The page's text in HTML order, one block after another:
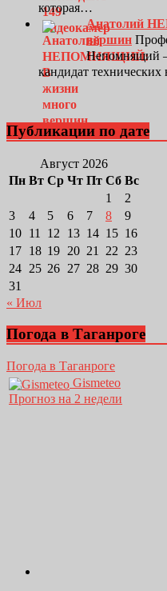
которая…
Анатолий
вершин
Непомнящий –
кандидат
Публикации по дате
Август 2026
Пн Вт Ср Чт Пт Сб Вс
1
2
3
4 5 6 7 8
9
10 11 12 13 14 15 16
17 18 19 20 21 22 23
24 25 26 27 28 29 30
31
« Июл
Погода в Таганроге
Погода в Таганроге
Gismeteo
Прогноз на 2 недели